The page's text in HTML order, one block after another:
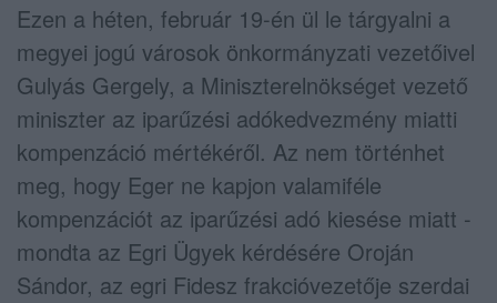
Ezen a héten, február 19-én ül le tárgyalni a
megyei jogú városok önkormányzati vezetőivel
Gulyás Gergely, a Miniszterelnökséget vezető
miniszter az iparűzési adókedvezmény miatti
kompenzáció mértékéről. Az nem történhet
meg, hogy Eger ne kapjon valamiféle
kompenzációt az iparűzési adó kiesése miatt -
mondta az Egri Ügyek kérdésére Oroján
Sándor, az egri Fidesz frakcióvezetője szerdai